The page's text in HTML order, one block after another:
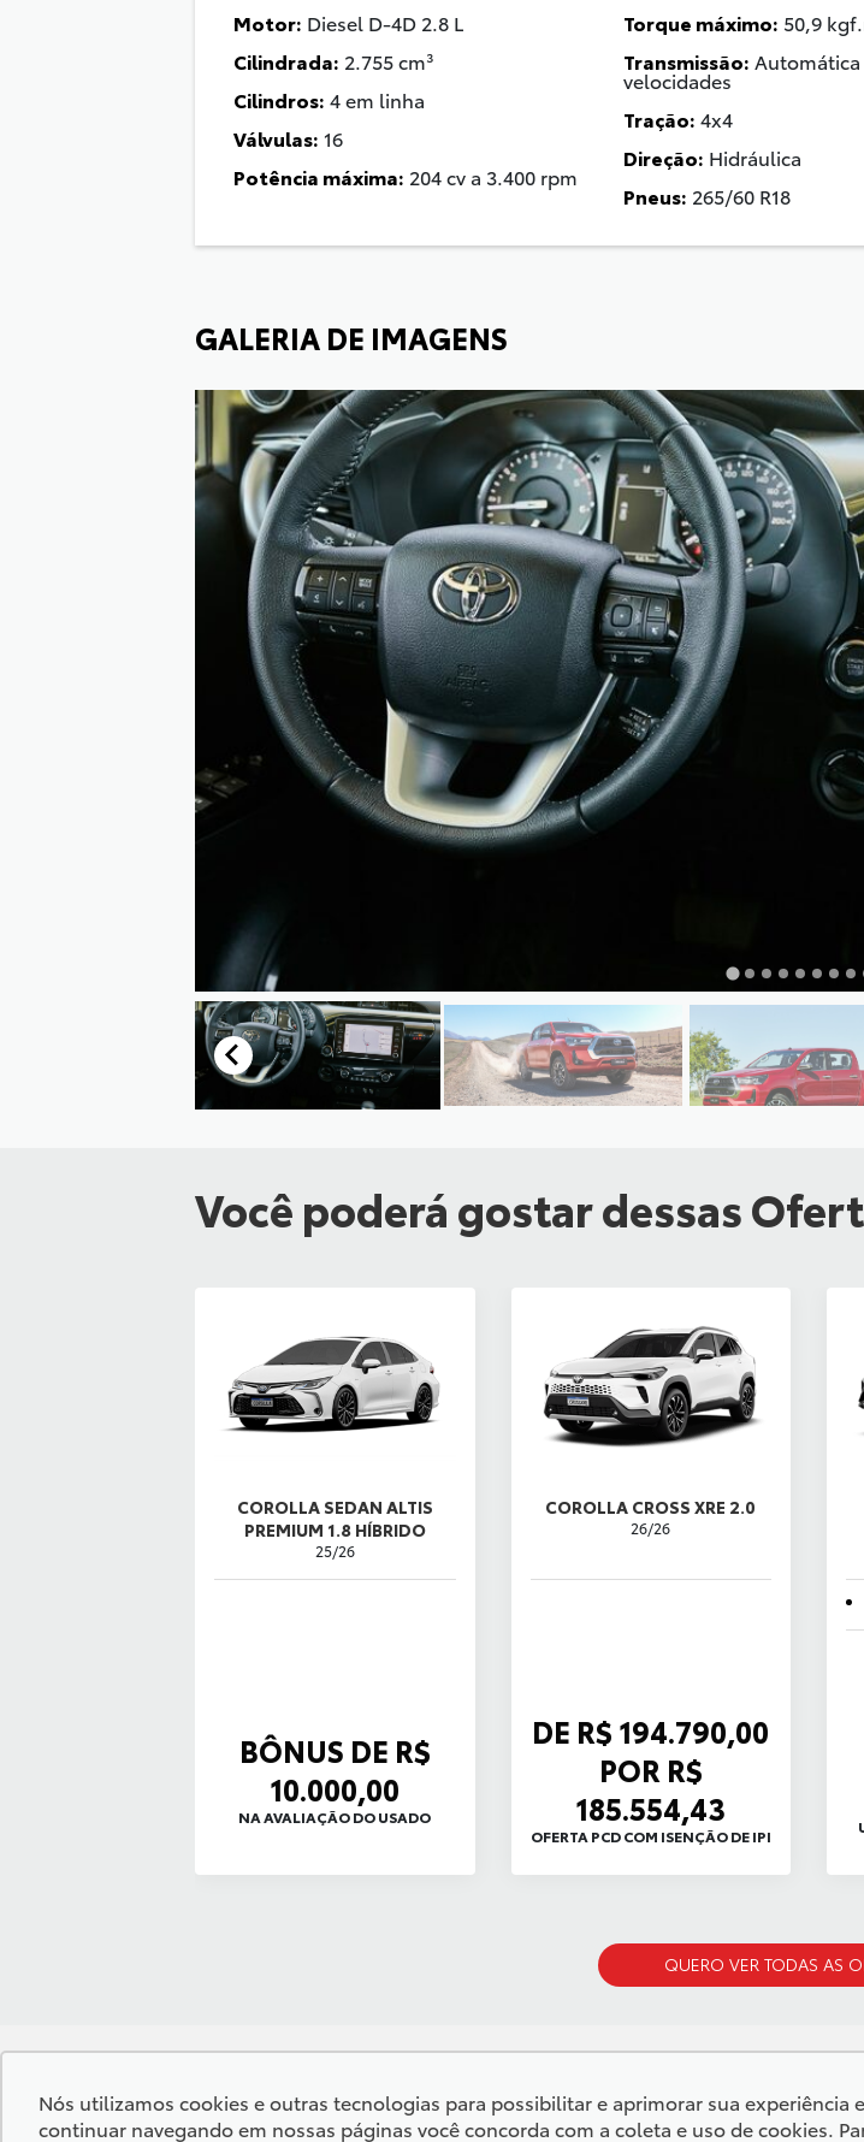
Motor: Diesel D-4D 2.8 L
Cilindrada: 2.755 cm³
Cilindros: 4 em linha
Válvulas: 16
Potência máxima: 204 cv a 3.400 rpm
Torque máximo: 50,9
Transmissão: Automática
velocidades
Tração: 4x4
Direção: Hidráulica
Pneus: 265/60 R18
GALERIA DE IMAGENS
Você poderá gostar dessas
COROLLA SEDAN ALTIS
PREMIUM 1.8 HÍBRIDO
25/26
BÔNUS DE R$
10.000,00
NA AVALIAÇÃO DO USADO
COROLLA CROSS XRE 2.0
26/26
DE R$ 194.790,00
POR R$
185.554,43
OFERTA PCD COM ISENÇÃO DE IPI
QUERO VER TODAS AS
Desacelere, seu bem maior é a vida.
Nós utilizamos cookies e outras tecnologias para possibilitar e aprimorar sua experiência
continuar navegando em nossas páginas você concorda com a coleta e uso de cookies.